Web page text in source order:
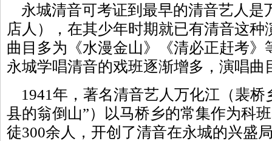
永城清音可考证到最早的清音艺人是
店人），在其少年时期就已有清音这
曲目多为《水漫金山》《清必正赶考》
永城学唱清音的戏班逐渐增多，演唱曲
1941年，著名清音艺人万化江（裴桥
县的翁倒山”）以马桥乡的常集作为科
徒300余人，开创了清音在永城的兴盛